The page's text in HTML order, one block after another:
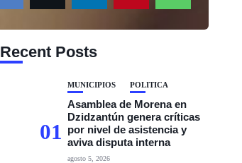
Recent Posts
01
MUNICIPIOS POLÍTICA
Asamblea de Morena en
Dzidzantún genera críticas
por nivel de asistencia y
aviva disputa interna
agosto 5, 2026